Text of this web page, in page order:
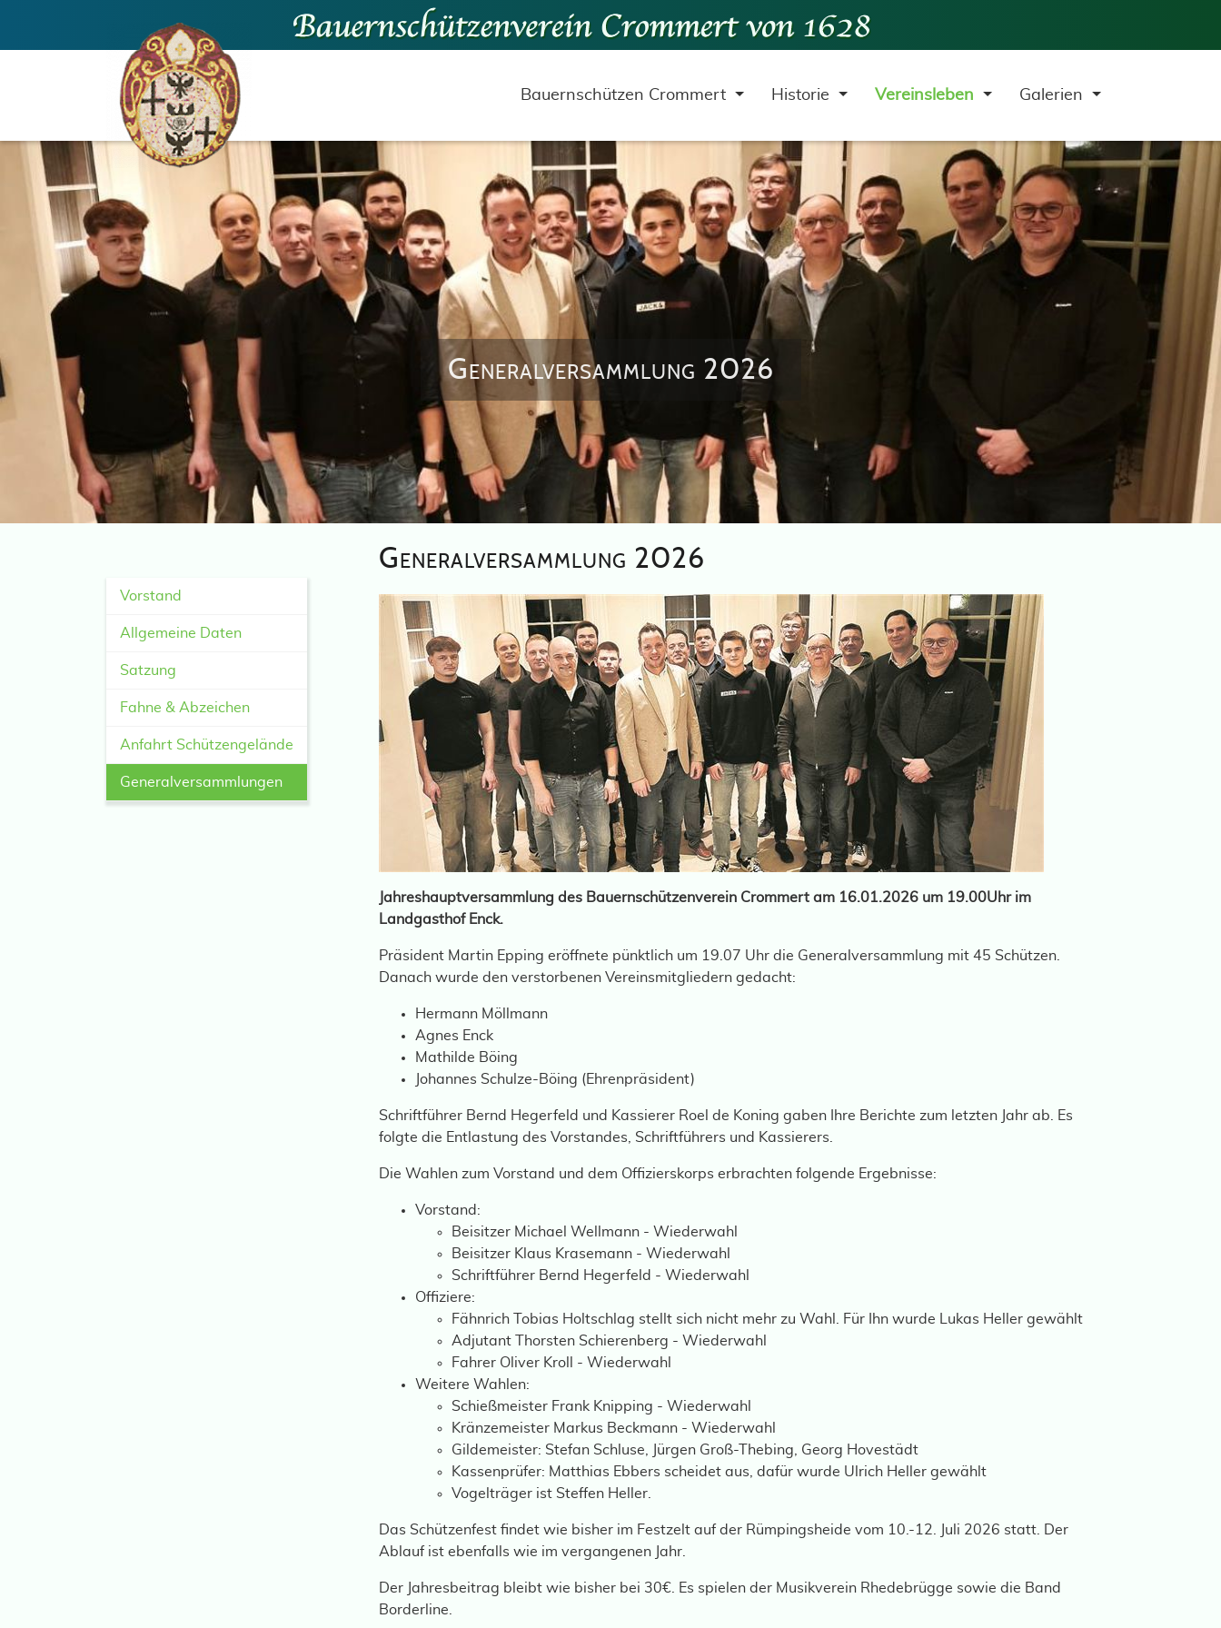
Bauernschützen Crommert Historie Vereinsleben Galerien
Generalversammlung 2026
Generalversammlung 2026
Jahreshauptversammlung des Bauernschützenverein Crommert am 16.01.2026 um 19.00Uhr im
Landgasthof Enck.
Präsident Martin Epping eröffnete pünktlich um 19.07 Uhr die Generalversammlung mit 45 Schützen.
Danach wurde den verstorbenen Vereinsmitgliedern gedacht:
Hermann Möllmann
Agnes Enck
Mathilde Böing
Johannes Schulze-Böing (Ehrenpräsident)
Schriftführer Bernd Hegerfeld und Kassierer Roel de Koning gaben Ihre Berichte zum letzten Jahr ab. Es
folgte die Entlastung des Vorstandes, Schriftführers und Kassierers.
Die Wahlen zum Vorstand und dem Offizierskorps erbrachten folgende Ergebnisse:
Vorstand:
Beisitzer Michael Wellmann - Wiederwahl
Beisitzer Klaus Krasemann - Wiederwahl
Schriftführer Bernd Hegerfeld - Wiederwahl
Offiziere:
Fähnrich Tobias Holtschlag stellt sich nicht mehr zu Wahl. Für Ihn wurde Lukas Heller gewählt
Adjutant Thorsten Schierenberg - Wiederwahl
Fahrer Oliver Kroll - Wiederwahl
Weitere Wahlen:
Schießmeister Frank Knipping - Wiederwahl
Kränzemeister Markus Beckmann - Wiederwahl
Gildemeister: Stefan Schluse, Jürgen Groß-Thebing, Georg Hovestädt
Kassenprüfer: Matthias Ebbers scheidet aus, dafür wurde Ulrich Heller gewählt
Vogelträger ist Steffen Heller.
Das Schützenfest findet wie bisher im Festzelt auf der Rümpingsheide vom 10.-12. Juli 2026 statt. Der
Ablauf ist ebenfalls wie im vergangenen Jahr.
Der Jahresbeitrag bleibt wie bisher bei 30€. Es spielen der Musikverein Rhedebrügge sowie die Band
Borderline.
Vorstand
Allgemeine Daten
Satzung
Fahne & Abzeichen
Anfahrt Schützengelände
Generalversammlungen